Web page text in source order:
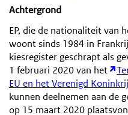
Achtergrond
EP, die de nationaliteit van
woont sinds 1984 in
kiesregister geschrapt als
1 februari 2020 van het
EU en het Verenigd
kunnen deelnemen aan de
op 15 maart 2020